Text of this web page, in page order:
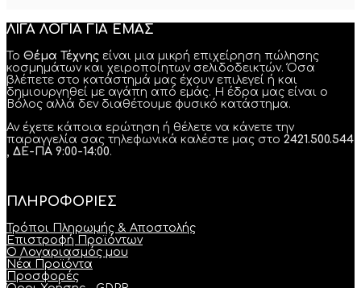
ΛΙΓΑ ΛΟΓΙΑ ΓΙΑ ΕΜΑΣ
Το Θέμα Τέχνης είναι μια μικρή επιχείρηση πώλησης
κοσμημάτων και χειροποίητων σελιδοδεικτών. Όσα
βλέπετε στο κατάστημά μας έχουν επιλεγεί ή και
δημιουργηθεί με αγάπη από εμάς. Η έδρα μας είναι ο
Βόλος αλλά δεν διαθέτουμε φυσικό κατάστημα.
Αν έχετε κάποια ερώτηση ή θέλετε να κάνετε την
παραγγελία σας τηλεφωνικά καλέστε μας στο 2421.500.544
, ΔΕ-ΠΑ 9:00-14:00.
ΠΛΗΡΟΦΟΡΙΕΣ
Τρόποι Πληρωμής & Αποστολής
Επιστροφή Προϊόντων
Ο Λογαριασμός μου
Νέα Προϊόντα
Προσφορές